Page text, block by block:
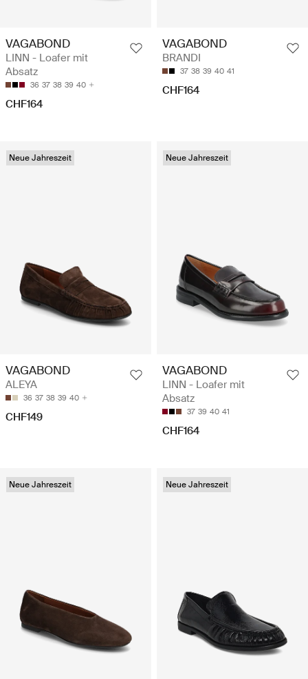
VAGABOND
LINN - Loafer mit
Absatz
36 37 38 39 40
CHF164
VAGABOND
BRANDI
37 38 39 40 41
CHF164
Neue Jahreszeit
VAGABOND
ALEYA
36 37 38 39 40
CHF149
Neue Jahreszeit
VAGABOND
LINN - Loafer mit
Absatz
37 39 40 41
CHF164
Neue Jahreszeit Neue Jahreszeit